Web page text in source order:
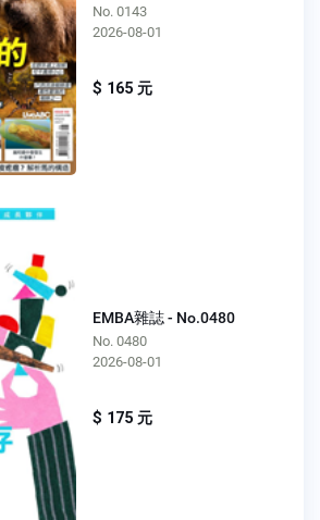
No. 0143
2026-08-01
$ 165 元
EMBA雜誌 - No.0480
No. 0480
2026-08-01
$ 175 元